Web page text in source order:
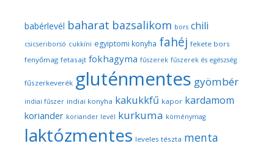
babérlevél baharat bazsalikom bors chili
csicseriborsó cukkíni egyiptomi konyha fahéj fekete bors
fenyőmag fetasajt fokhagyma fűszerek fűszerek és egészség
fűszerkeverék gluténmentes gyömbér
indiai fűszer indiai konyha kakukkfű kapor kardamom
koriander koriander levél kurkuma köménymag
laktózmentes leveles tészta menta